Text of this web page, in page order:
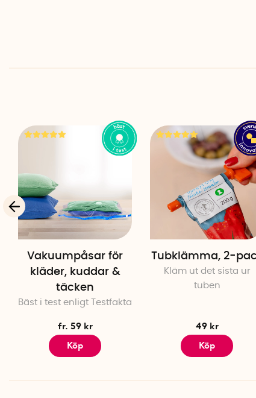
Vakuumpåsar för
kläder, kuddar &
täcken
Bäst i test enligt Testfakta
fr. 59 kr
Köp
Tubklämma, 2-
Kläm ut det sista ur
tuben
49 kr
Köp